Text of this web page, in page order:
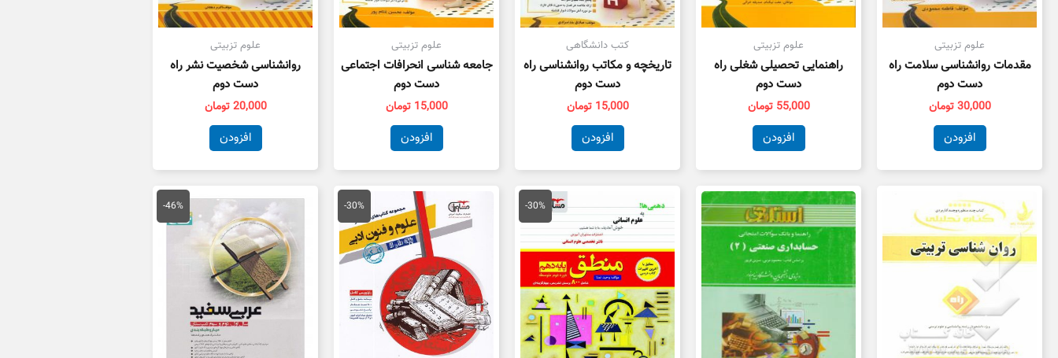
علوم تزبیتی
مقدمات روانشناسی سلامت راه
دست دوم
30,000 تومان
افزودن
علوم تزبیتی
راهنمایی تحصیلی شغلی راه
دست دوم
55,000 تومان
افزودن
کتب دانشگاهی
تاریخچه و مکاتب روانشناسی راه
دست دوم
15,000 تومان
افزودن
علوم تزبیتی
جامعه شناسی انحرافات اجتماعی
دست دوم
15,000 تومان
افزودن
علوم تزبیتی
روانشناسی شخصیت نشر راه
دست دوم
20,000 تومان
افزودن
-30%
اصلی
20,000 تومان
بود.
قیمت
فعلی
-30%
قیمت
اصلی
59,000 تومان
بود.
قیمت
فعلی
است.
-46%
اصلی
175,000 تومان
بود.
قیمت
فعلی